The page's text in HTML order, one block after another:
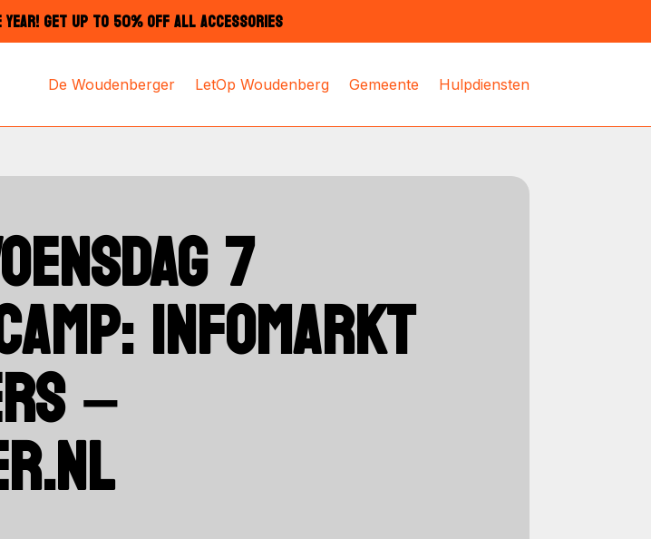
GET UP TO 50% OFF ALL ACCESSORIES
De Woudenberger LetOp Woudenberg Gemeente Hulpdiensten
7
INFOMARKT
–